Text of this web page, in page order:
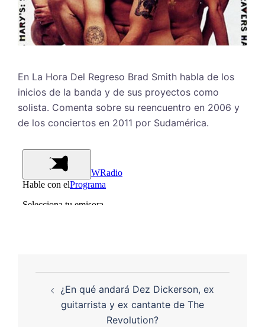
En La Hora Del Regreso Brad Smith habla de los
inicios de la banda y de sus proyectos como
solista. Comenta sobre su reencuentro en 2006 y
de los conciertos en 2011 por Sudamérica.
¿En qué andará Dez Dickerson, ex
guitarrista y ex cantante de The
Revolution?